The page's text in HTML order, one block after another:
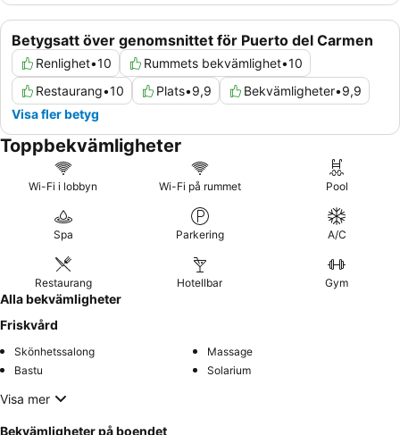
Betygsatt över genomsnittet för Puerto del Carmen
Renlighet•10 Rummets bekvämlighet•10
Restaurang•10 Plats•9,9 Bekvämligheter•9,9
Visa fler betyg
Toppbekvämligheter
Wi-Fi i lobbyn Wi-Fi på rummet Pool
Spa Parkering A/C
Restaurang Hotellbar Gym
Alla bekvämligheter
Friskvård
Skönhetssalong
Massage
Bastu
Solarium
Visa mer
Bekvämligheter på boendet